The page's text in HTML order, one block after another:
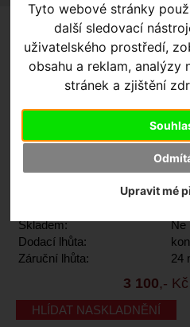
Tyto webové stránky
další sledovací
uživatelského prostředí,
obsahu a reklam, analýzy
stránek a zjištění
Upravit mé
BRAŠNA
TRUNK DXP S
Skladem:
Ne
Dodací lhůta:
Záruční lhůta:
24
3 100,-
HLÍDAT NASKLADNĚNÍ